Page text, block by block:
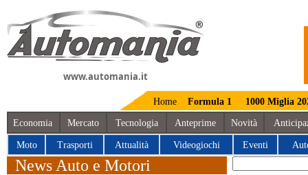
www.automania.it
Home Formula 1 1000 Miglia
Economia Mercato Tecnologia Anteprime Novità
Moto Trasporti Attualità Videogiochi Eventi
News Auto e Motori